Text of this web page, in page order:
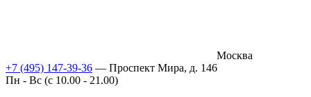
Москва
+7 (495) 147-39-36 — Проспект Мира, д. 146
Пн - Вс (c 10.00 - 21.00)